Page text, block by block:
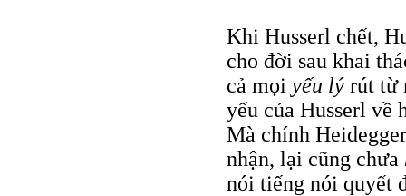
Khi Husserl chết,
cho đời sau khai
cả mọi yếu lý rút từ
yếu của Husserl về
Mà chính
nhận, lại cũng chưa
nói tiếng nói quyết